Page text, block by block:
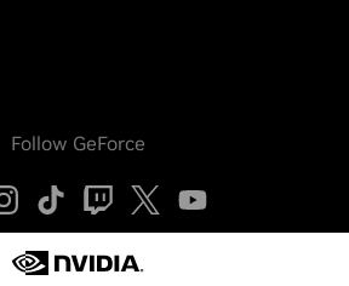
Follow GeForce